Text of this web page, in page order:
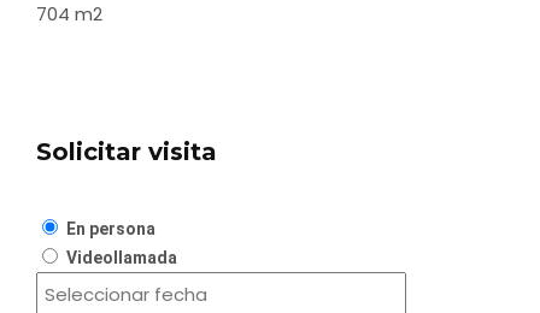
704 m2
Solicitar visita
En persona
Videollamada